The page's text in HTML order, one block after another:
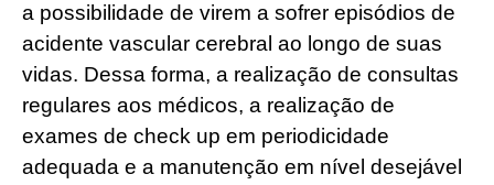
a possibilidade de virem a sofrer episódios de
acidente vascular cerebral ao longo de suas
vidas. Dessa forma, a realização de consultas
regulares aos médicos, a realização de
exames de check up em periodicidade
adequada e a manutenção em nível desejável